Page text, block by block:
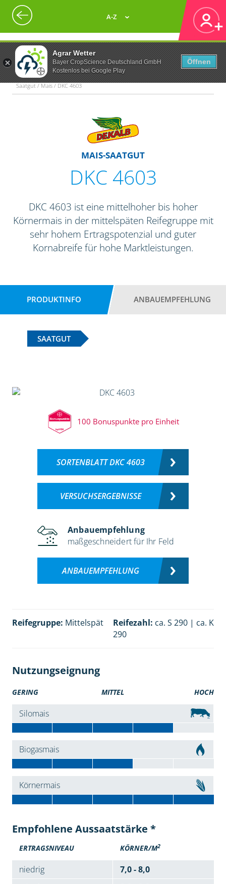
Agrar Wetter
Bayer CropScience Deutschland GmbH
Kostenlos bei Google Play
Öffnen
A-Z
Saatgut / Mais / DKC 4603
MAIS-SAATGUT
DKC 4603
DKC 4603 ist eine mittelhoher bis hoher
Körnermais in der mittelspäten Reifegruppe mit
sehr hohem Ertragspotenzial und guter
Kornabreife für hohe Marktleistungen.
PRODUKTINFO ANBAUEMPFEHLUNG
SAATGUT
100 Bonuspunkte pro Einheit
SORTENBLATT DKC 4603
VERSUCHSERGEBNISSE
Anbauempfehlung
maßgeschneidert für Ihr Feld
ANBAUEMPFEHLUNG
Reifegruppe: Mittelspät Reifezahl: ca. S 290 | ca. K
290
Nutzungseignung
GERING MITTEL HOCH
Silomais
Biogasmais
Körnermais
Empfohlene Aussaatstärke *
ERTRAGSNIVEAU KÖRNER/M2
niedrig
7,0 - 8,0